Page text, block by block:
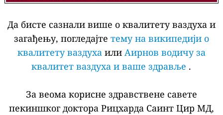
Да бисте сазнали више о квалитету ваздуха и
загађењу, погледајте тему на википедији о
квалитету ваздуха или Аирнов водичу за
квалитет ваздуха и ваше здравље .
За веома корисне здравствене савете
пекиншког доктора Рицхарда Саинт Цир МД,